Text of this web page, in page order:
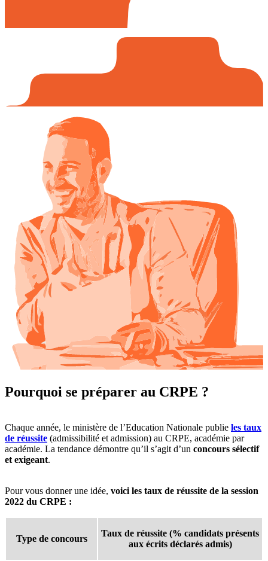
Pourquoi se préparer au CRPE ?
Chaque année, le ministère de l’Education Nationale publie les taux
de réussite (admissibilité et admission) au CRPE, académie par
académie. La tendance démontre qu’il s’agit d’un concours sélectif
et exigeant.
Pour vous donner une idée, voici les taux de réussite de la session
2022 du CRPE :
Type de concours
Taux de réussite (% candidats présents
aux écrits déclarés admis)